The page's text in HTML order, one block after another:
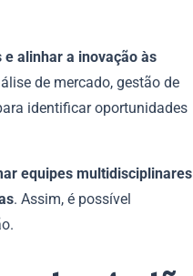
alinhar a inovação às
de mercado, gestão de
identificar oportunidades
equipes multidisciplinares
. Assim, é possível